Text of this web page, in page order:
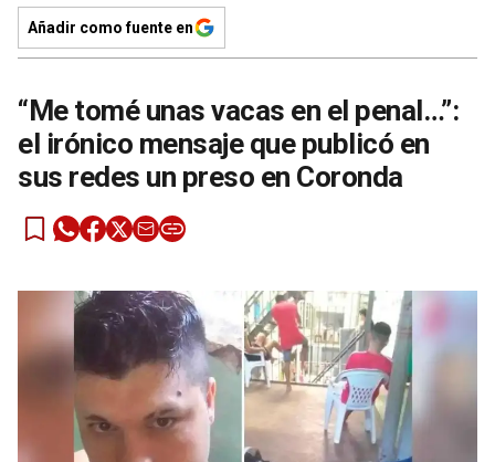
Añadir como fuente en
“Me tomé unas vacas en el penal…”:
el irónico mensaje que publicó en
sus redes un preso en Coronda